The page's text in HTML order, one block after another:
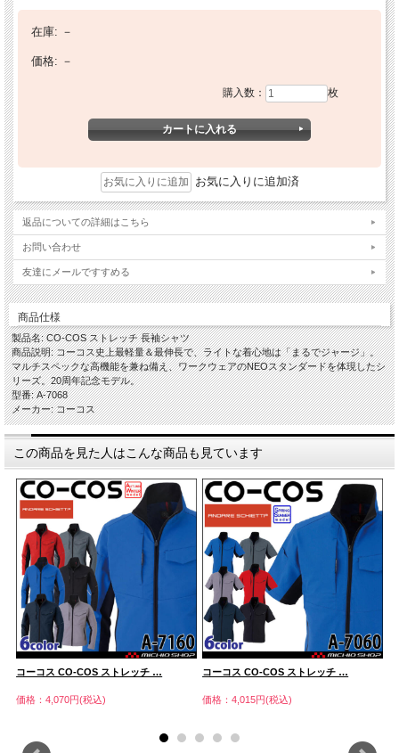
在庫: －
価格: －
購入数： 枚
お気に入りに追加済
返品についての詳細はこちら
お問い合わせ
友達にメールですすめる
商品仕様
製品名: CO-COS ストレッチ 長袖シャツ
商品説明: コーコス史上最軽量＆最伸長で、ライトな着心地は「まるでジャージ」。
マルチスペックな高機能を兼ね備え、ワークウェアのNEOスタンダードを体現したシ
リーズ。20周年記念モデル。
型番: A-7068
メーカー: コーコス
この商品を見た人はこんな商品も見ています
コーコス CO-COS ストレッチ …
価格：4,070円(税込)
コーコス CO-COS ストレッチ …
価格：4,015円(税込)